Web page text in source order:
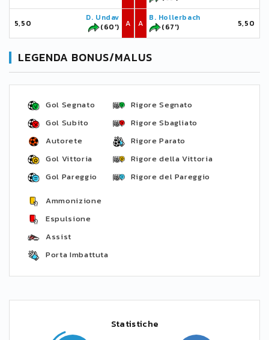
5,50
D. Undav
(60')
A A
B. Hollerbach
(67')
5,50
LEGENDA BONUS/MALUS
Gol Segnato
Gol Subito
Autorete
Gol Vittoria
Gol Pareggio
Rigore Segnato
Rigore Sbagliato
Rigore Parato
Rigore della Vittoria
Rigore del Pareggio
Ammonizione
Espulsione
Assist
Porta Imbattuta
Statistiche